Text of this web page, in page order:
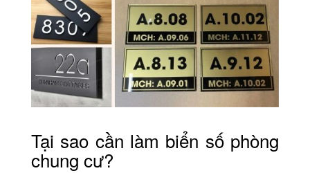
Tại sao cần làm biển số phòng
chung cư?